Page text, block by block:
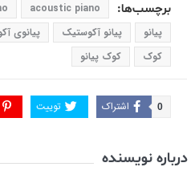
برچسب‌ها: acoustic piano
پیانو
پیانو آکوستیک پیانوی
کوک
کوک پیانو
اشتراک 0 توییت
درباره نویسنده